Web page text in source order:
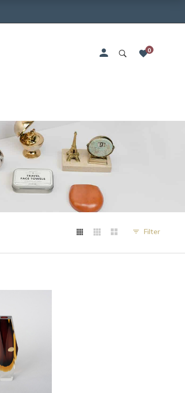
0
Filter